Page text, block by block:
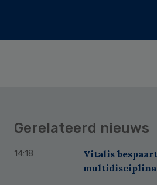
Gerelateerd nieuws
14:18
Vitalis